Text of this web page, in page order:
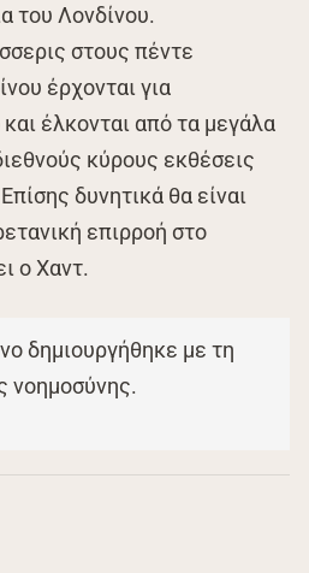
του Λονδίνου.
στους πέντε
έρχονται για
και έλκονται από τα μεγάλα
κύρους εκθέσεις
δυνητικά θα είναι
επιρροή στο
ο Χαντ.
δημιουργήθηκε με τη
νοημοσύνης.